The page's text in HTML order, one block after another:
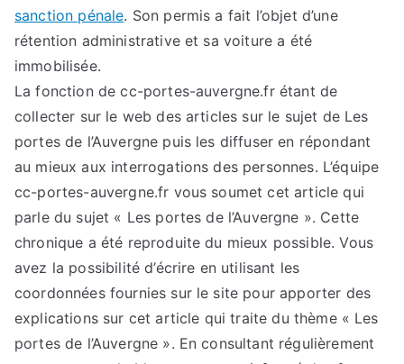
sanction pénale. Son permis a fait l’objet d’une
rétention administrative et sa voiture a été
immobilisée.
La fonction de cc-portes-auvergne.fr étant de
collecter sur le web des articles sur le sujet de Les
portes de l’Auvergne puis les diffuser en répondant
au mieux aux interrogations des personnes. L’équipe
cc-portes-auvergne.fr vous soumet cet article qui
parle du sujet « Les portes de l’Auvergne ». Cette
chronique a été reproduite du mieux possible. Vous
avez la possibilité d’écrire en utilisant les
coordonnées fournies sur le site pour apporter des
explications sur cet article qui traite du thème « Les
portes de l’Auvergne ». En consultant régulièrement